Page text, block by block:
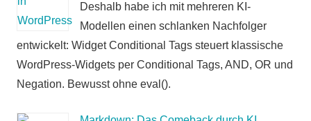
Deshalb habe ich mit mehreren KI-
Modellen einen schlanken Nachfolger
entwickelt: Widget Conditional Tags steuert klassische
WordPress-Widgets per Conditional Tags, AND, OR und
Negation. Bewusst ohne eval().